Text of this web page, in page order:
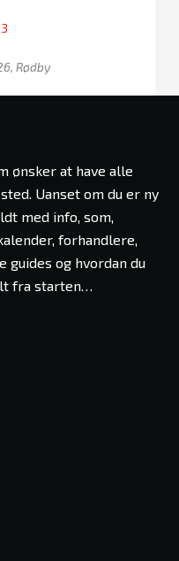
Rødby
ønsker at have alle
Uanset om du er ny
med info, som,
forhandlere,
guides og hvordan du
fra starten…